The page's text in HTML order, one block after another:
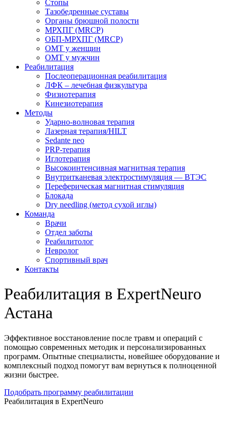
Стопы
Тазобедренные суставы
Органы брюшной полости
МРХПГ (MRCP)
ОБП-МРХПГ (MRCP)
ОМТ у женщин
ОМТ у мужчин
Реабилитация
Послеоперационная реабилитация
ЛФК – лечебная физкультура
Физиотерапия
Кинезиотерапия
Методы
Ударно-волновая терапия
Лазерная терапия/HILT
Sedante neo
PRP-терапия
Иглотерапия
Высокоинтенсивная магнитная терапия
Внутритканевая электростимуляция — ВТЭС
Переферическая магнитная стимуляция
Блокада
Dry needling (метод сухой иглы)
Команда
Врачи
Отдел заботы
Реабилитолог
Невролог
Спортивный врач
Контакты
Реабилитация в ExpertNeuro
Астана
Эффективное восстановление после травм и операций с
помощью современных методик и персонализированных
программ. Опытные специалисты, новейшее оборудование и
комплексный подход помогут вам вернуться к полноценной
жизни быстрее.
Подобрать программу реабилитации
Реабилитация в ExpertNeuro